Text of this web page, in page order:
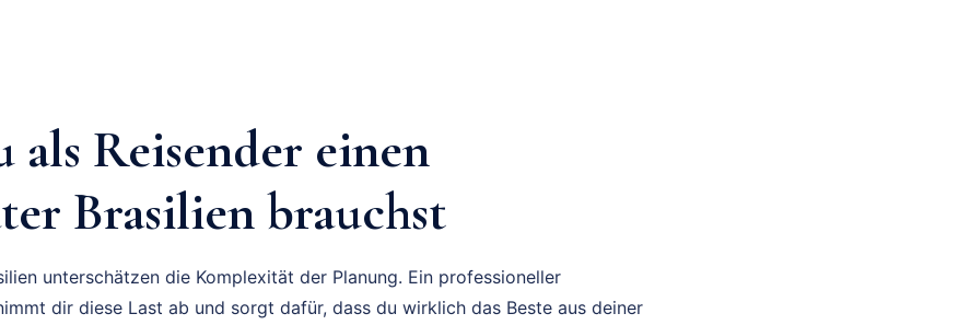
als Reisender einen
Brasilien brauchst
unterschätzen die Komplexität der Planung. Ein professioneller
dir diese Last ab und sorgt dafür, dass du wirklich das Beste aus deiner